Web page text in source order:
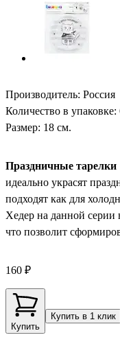
Производитель: Россия
Количество в упаковке:
Размер: 18 см.
Праздничные
идеально украсят
подходят как для
Хедер на данной
что позволит
160 ₽
Купить
Купить в 1 клик